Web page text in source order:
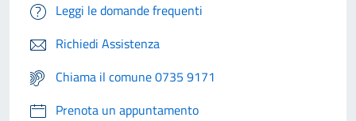
Leggi le domande frequenti
Richiedi Assistenza
Chiama il comune 0735 9171
Prenota un appuntamento